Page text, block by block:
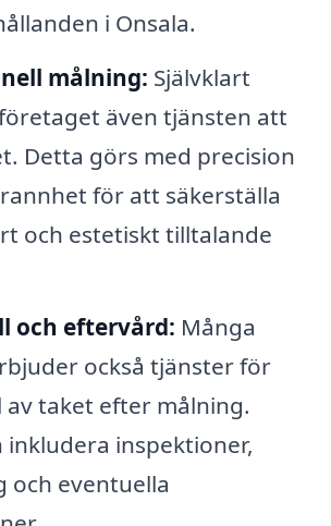
i Onsala.
målning: Självklart
även tjänsten att
Detta görs med precision
för att säkerställa
och estetiskt tilltalande
och eftervård: Många
också tjänster för
taket efter målning.
inkludera inspektioner,
och eventuella